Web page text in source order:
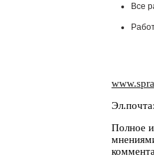
Все
Эл.почта:
Полное